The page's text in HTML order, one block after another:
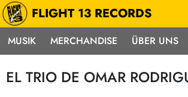
FLIGHT 13 RECORDS
MUSIK
Musik
Alle Neuheiten
Punk / HC
Hardcore
MERCHANDISE ÜBER UNS
EL TRIO DE OMAR